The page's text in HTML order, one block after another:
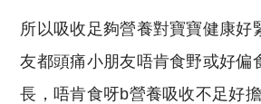
所以吸收足夠營養對寶寶健康好
友都頭痛小朋友唔肯食野或好偏
長，唔肯食呀b營養吸收不足好